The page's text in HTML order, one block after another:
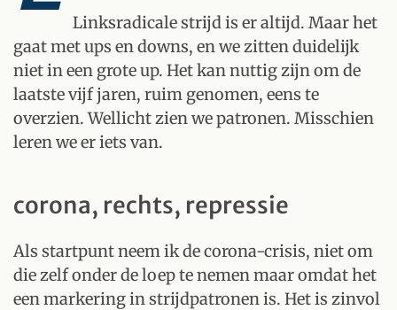
Linksradicale strijd is er altijd. Maar het
gaat met ups en downs, en we zitten duidelijk
niet in een grote up. Het kan nuttig zijn om de
laatste vijf jaren, ruim genomen, eens te
overzien. Wellicht zien we patronen. Misschien
leren we er iets van.
corona, rechts, repressie
Als startpunt neem ik de corona-crisis, niet om
die zelf onder de loep te nemen maar omdat het
een markering in strijdpatronen is. Het is zinvol